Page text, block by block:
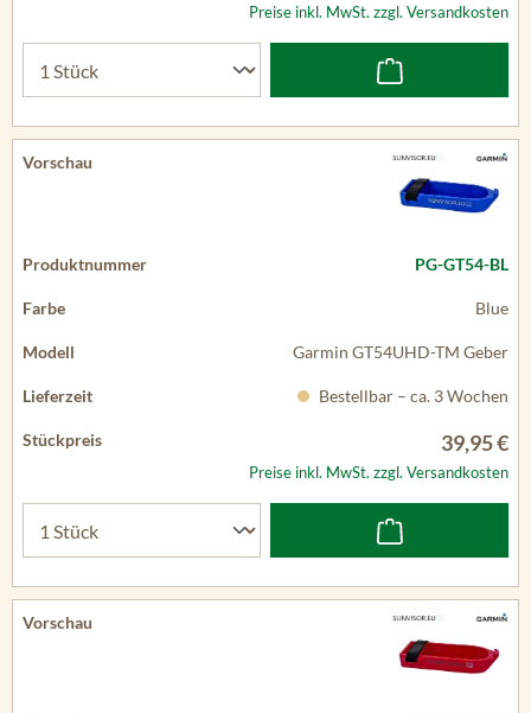
Preise inkl. MwSt. zzgl. Versandkosten
PG-GT54-BL
Blue
Garmin GT54UHD-TM Geber
Bestellbar – ca. 3 Wochen
39,95 €
Preise inkl. MwSt. zzgl. Versandkosten